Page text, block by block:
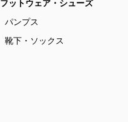
フットウェア・シューズ
パンプス
靴下・ソックス